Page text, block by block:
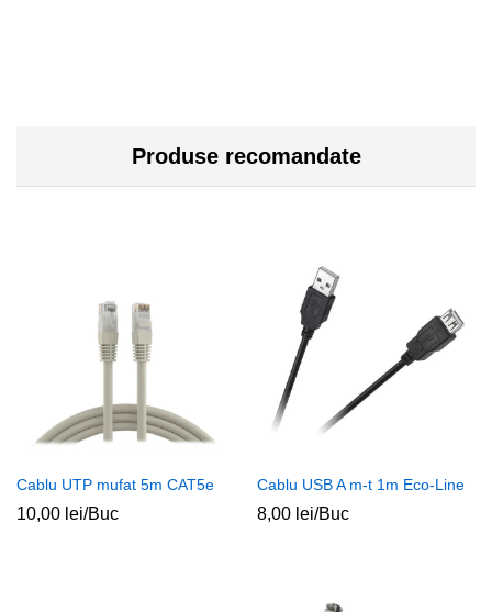
Produse recomandate
Cablu UTP mufat 5m CAT5e
10,00 lei/Buc
Cablu USB A m-t 1m Eco-Line
8,00 lei/Buc